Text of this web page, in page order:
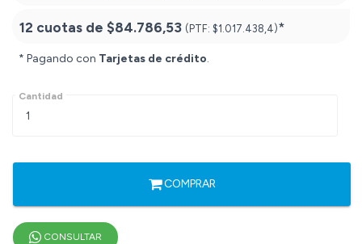
12 cuotas de $84.786,53 (PTF: $1.017.438,4)*
* Pagando con Tarjetas de crédito.
Cantidad
COMPRAR
CONSULTAR